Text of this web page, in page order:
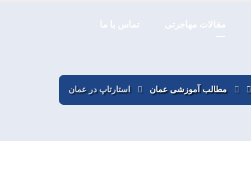
مقالات مهاجرتی تماس با ما
مطالب آموزشی عمان استارتاپ در عمان